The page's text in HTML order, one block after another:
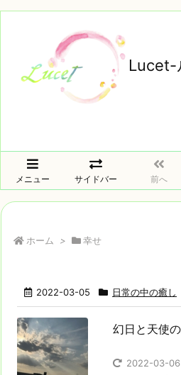
Lucet-
メニュー サイドバー 前へ
ホーム > 幸せ
2022-03-05 日常の中の癒し
幻日と天使
2022-03-06